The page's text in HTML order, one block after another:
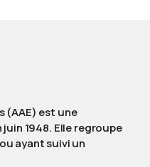
(AAE) est une
1948. Elle regroupe
ayant suivi un